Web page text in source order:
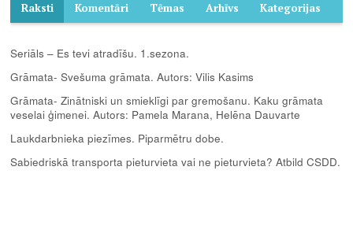
Raksti Komentāri Tēmas Arhīvs Kategorijas
Seriāls – Es tevi atradīšu. 1.sezona.
Grāmata- Svešuma grāmata. Autors: Vilis Kasims
Grāmata- Zinātniski un smieklīgi par gremošanu. Kaku grāmata
veselai ģimenei. Autors: Pamela Marana, Helēna Dauvarte
Laukdarbnieka piezīmes. Piparmētru dobe.
Sabiedriskā transporta pieturvieta vai ne pieturvieta? Atbild CSDD.